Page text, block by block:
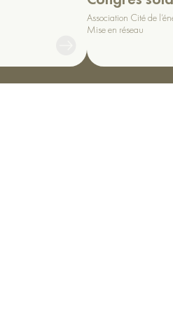
Association Cité de
Mise en réseau
le